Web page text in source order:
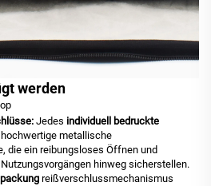
werden
Jedes individuell bedruckte
metallische
die ein reibungsloses Öffnen und
hinweg sicherstellen.
reißverschlussmechanismus